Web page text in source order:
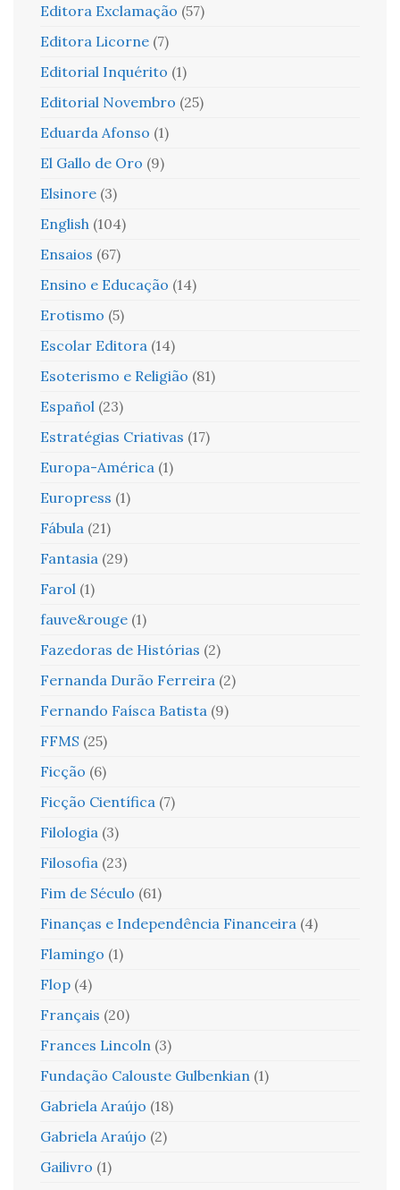
Editora Exclamação (57)
Editora Licorne (7)
Editorial Inquérito (1)
Editorial Novembro (25)
Eduarda Afonso (1)
El Gallo de Oro (9)
Elsinore (3)
English (104)
Ensaios (67)
Ensino e Educação (14)
Erotismo (5)
Escolar Editora (14)
Esoterismo e Religião (81)
Español (23)
Estratégias Criativas (17)
Europa-América (1)
Europress (1)
Fábula (21)
Fantasia (29)
Farol (1)
fauve&rouge (1)
Fazedoras de Histórias (2)
Fernanda Durão Ferreira (2)
Fernando Faísca Batista (9)
FFMS (25)
Ficção (6)
Ficção Científica (7)
Filologia (3)
Filosofia (23)
Fim de Século (61)
Finanças e Independência Financeira (4)
Flamingo (1)
Flop (4)
Français (20)
Frances Lincoln (3)
Fundação Calouste Gulbenkian (1)
Gabriela Araújo (18)
Gabriela Araújo (2)
Gailivro (1)